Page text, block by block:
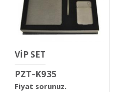
VİP SET
PZT-K935
Fiyat sorunuz.